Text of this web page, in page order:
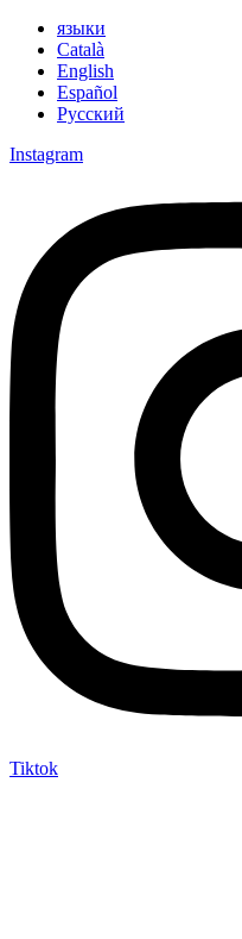
языки
Català
English
Español
Русский
Instagram
Tiktok